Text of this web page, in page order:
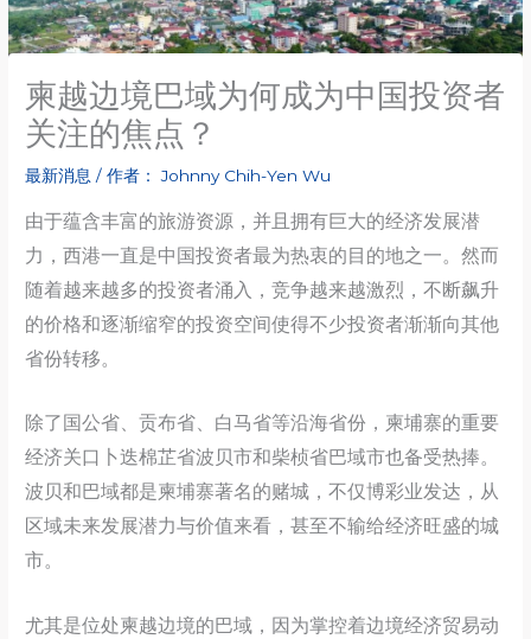
柬越边境巴域为何成为中国投资者
关注的焦点？
最新消息 / 作者： Johnny Chih-Yen Wu
由于蕴含丰富的旅游资源，并且拥有巨大的经济发展潜
力，西港一直是中国投资者最为热衷的目的地之一。然而
随着越来越多的投资者涌入，竞争越来越激烈，不断飙升
的价格和逐渐缩窄的投资空间使得不少投资者渐渐向其他
省份转移。
除了国公省、贡布省、白马省等沿海省份，柬埔寨的重要
经济关口卜迭棉芷省波贝市和柴桢省巴域市也备受热捧。
波贝和巴域都是柬埔寨著名的赌城，不仅博彩业发达，从
区域未来发展潜力与价值来看，甚至不输给经济旺盛的城
市。
尤其是位处柬越边境的巴域，因为掌控着边境经济贸易动